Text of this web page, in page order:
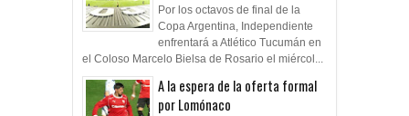
Por los octavos de final de la
Copa Argentina, Independiente
enfrentará a Atlético Tucumán en
el Coloso Marcelo Bielsa de Rosario el miércol...
A la espera de la oferta formal
por Lomónaco